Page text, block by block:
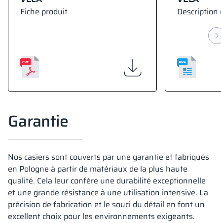
Fiche produit
Garantie
Nos casiers sont couverts par une garantie et fabriqués
en Pologne à partir de matériaux de la plus haute
qualité. Cela leur confère une durabilité exceptionnelle
et une grande résistance à une utilisation intensive. La
précision de fabrication et le souci du détail en font un
excellent choix pour les environnements exigeants.